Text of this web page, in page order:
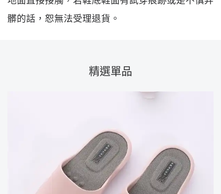
髒的話，恕無法受理退貨。
精選單品